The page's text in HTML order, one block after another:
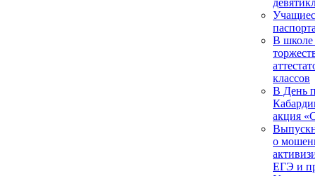
В
классов
В День
акция
о
ЕГЭ и